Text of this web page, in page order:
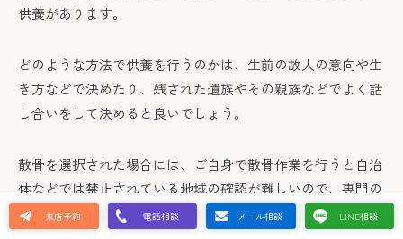
供養があります。
どのような方法で供養を行うのかは、生前の故人の意向や生
き方などで決めたり、残された遺族やその親族などでよく話
し合いをして決めると良いでしょう。
散骨を選択された場合には、ご自身で散骨作業を行うと自治
体などでは禁止されている地域の確認が難しいので、専門の
業者に相談すると安心です。
来店予約 電話相談 メール相談 LINE相談